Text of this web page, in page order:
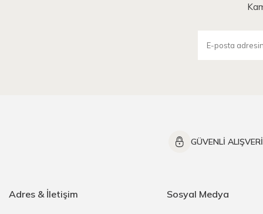
GÜVENLİ
Adres & İletişim Sosyal Medya